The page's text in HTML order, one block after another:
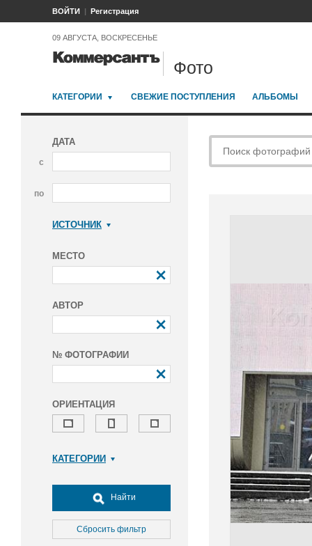
ВОЙТИ Регистрация
09 АВГУСТА, ВОСКРЕСЕНЬЕ
Фото
КАТЕГОРИИ СВЕЖИЕ ПОСТУПЛЕНИЯ АЛЬБОМЫ
ДАТА
с
по
ИСТОЧНИК
МЕСТО
АВТОР
№ ФОТОГРАФИИ
ОРИЕНТАЦИЯ
КАТЕГОРИИ
Досуг, туризм и отдых
Культура
Медицина
Найти
Сбросить фильтр